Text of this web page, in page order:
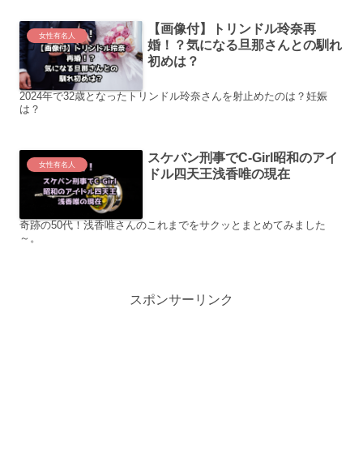
女性有名人
【画像付】トリンドル玲奈再
婚！？気になる旦那さんとの馴れ
初めは？
2024年で32歳となったトリンドル玲奈さんを射止めたのは？妊娠
は？
女性有名人
スケバン刑事でC-Girl昭和のアイ
ドル四天王浅香唯の現在
奇跡の50代！浅香唯さんのこれまでをサクッとまとめてみました
～。
スポンサーリンク